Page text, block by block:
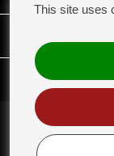
Mon compte
Conditions Générales de
Rétractation
This site uses